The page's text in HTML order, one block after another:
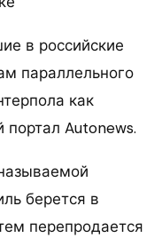
в российские
параллельного
как
Autonews.
берется в
перепродается